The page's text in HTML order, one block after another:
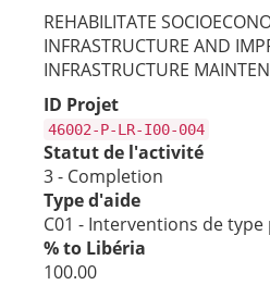
REHABILITATE
INFRASTRUCTURE AND
INFRASTRUCTURE
ID Projet
46002-P-LR-I00-004
Statut de l'activité
3 - Completion
Type d'aide
C01 - Interventions de
% to Libéria
100.00